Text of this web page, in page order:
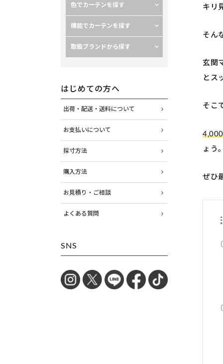
キリ
そん
玄関
とス
そこ
ょう
ぜひ
色でカーテンを探す
機能でカーテンを探す
取扱ブランドから探す
はじめての方へ
出荷・配送・送料について
お支払いについて
採寸方法
購入方法
お見積り・ご相談
よくある質問
SNS